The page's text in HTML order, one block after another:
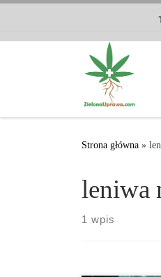
Strona główna »
leniwa
1 wpis